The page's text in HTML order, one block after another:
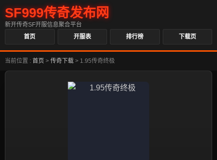
SF999传奇发布网
新开传奇SF开服信息聚合平台
首页
开服表 排行榜 下载页
当前位置 : 首页 > 传奇下载 > 1.95传奇终极